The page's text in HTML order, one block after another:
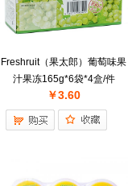
Freshruit（果太郎）葡萄味果
汁果冻165g*6袋*4盒/件
￥3.60